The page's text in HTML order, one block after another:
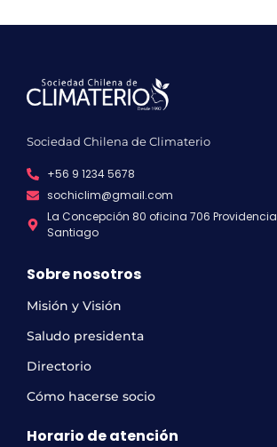
Sociedad Chilena de Climaterio
+56 9 1234 5678
sochiclim@gmail.com
La Concepción 80 oficina 706 Providencia
Santiago
Sobre nosotros
Misión y Visión
Saludo presidenta
Directorio
Cómo hacerse socio
Horario de atención